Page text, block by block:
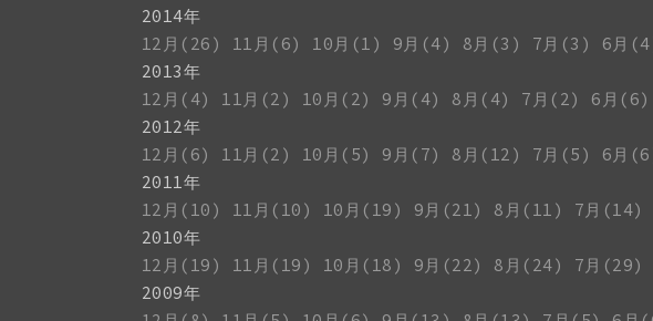
2014年
12月(26)
11月(6) 10月(1) 9月(4) 8月(3) 7月(3) 6月
2013年
12月(4)
11月(2) 10月(2) 9月(4) 8月(4) 7月(2) 6月(6)
2012年
12月(6)
11月(2) 10月(5) 9月(7) 8月(12) 7月(5) 6月
2011年
12月(10)
11月(10) 10月(19) 9月(21) 8月(11) 7月(14)
2010年
12月(19)
11月(19) 10月(18) 9月(22) 8月(24) 7月(29)
2009年